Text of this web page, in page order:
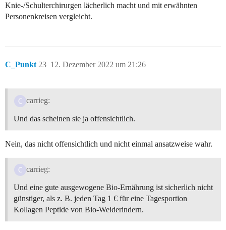
Knie-/Schulterchirurgen lächerlich macht und mit erwähnten
Personenkreisen vergleicht.
C_Punkt 12. Dezember 2022 um 21:26
23
carrieg:
Und das scheinen sie ja offensichtlich.
Nein, das nicht offensichtlich und nicht einmal ansatzweise wahr.
carrieg:
Und eine gute ausgewogene Bio-Ernährung ist sicherlich nicht
günstiger, als z. B. jeden Tag 1 € für eine Tagesportion
Kollagen Peptide von Bio-Weiderindern.